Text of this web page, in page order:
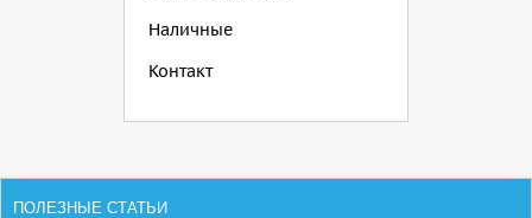
Наличные
Контакт
ПОЛЕЗНЫЕ СТАТЬИ